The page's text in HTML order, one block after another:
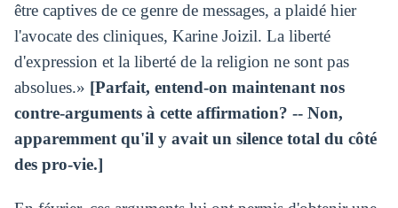
être captives de ce genre de messages, a plaidé hier
l'avocate des cliniques, Karine Joizil. La liberté
d'expression et la liberté de la religion ne sont pas
absolues.» [Parfait, entend-on maintenant nos
contre-arguments à cette affirmation? -- Non,
apparemment qu'il y avait un silence total du côté
des pro-vie.]